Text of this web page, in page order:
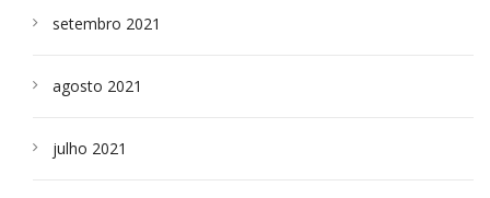
setembro 2021
agosto 2021
julho 2021